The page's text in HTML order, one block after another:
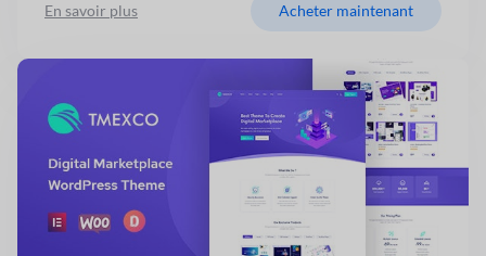
En savoir plus Acheter maintenant